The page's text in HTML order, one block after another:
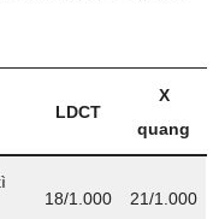
LDCT
X
quang
18/1.000 21/1.000